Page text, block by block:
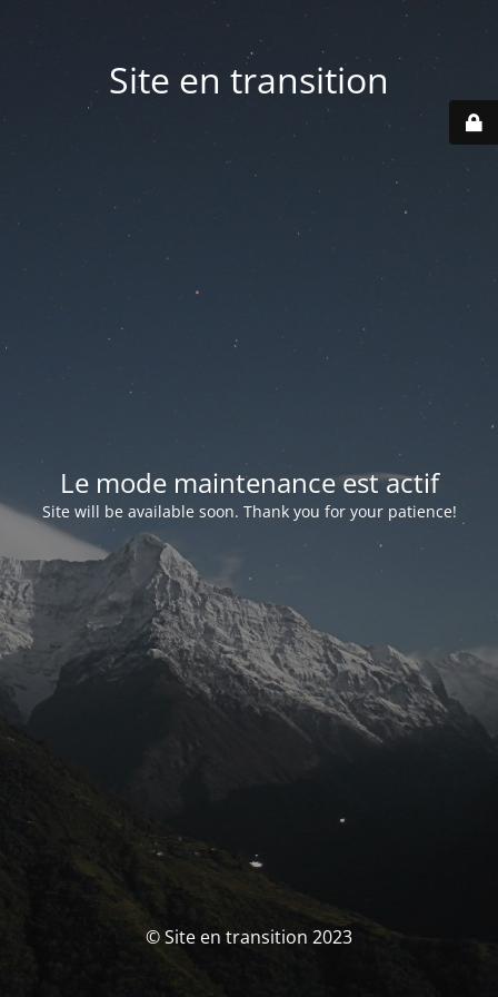
Site en transition
Le mode maintenance est actif
Site will be available soon. Thank you for your patience!
© Site en transition 2023